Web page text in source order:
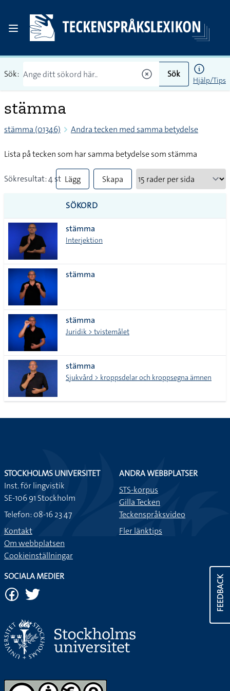
Sök: Sök
Hjälp/Tips
stämma
stämma (01346) Andra tecken med samma betydelse
Lista på tecken som har samma betydelse som stämma
Sökresultat: 4 st Lägg
till
alla i
lista
Skapa
SÖKORD
stämma
Interjektion
stämma
stämma
Juridik > tvistemålet
stämma
Sjukvård > kroppsdelar och kroppsegna ämnen
FEEDBACK
STOCKHOLMS UNIVERSITET
Inst. för lingvistik
SE-106 91 Stockholm
Telefon: 08-16 23 47
Kontakt
Om webbplatsen
Cookieinställningar
ANDRA WEBBPLATSER
STS-korpus
Gilla Tecken
Teckenspråksvideo
Fler länktips
SOCIALA MEDIER